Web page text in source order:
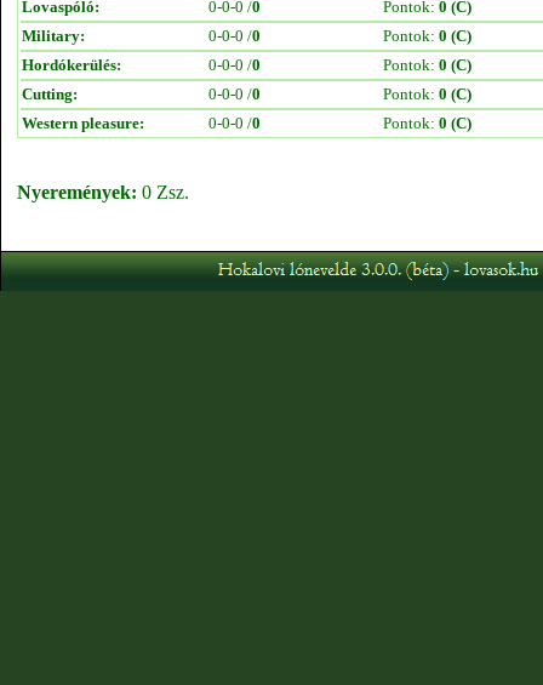
Lovaspóló:
0-0-0 /0 Pontok: 0 (C)
Military:
0-0-0 /0 Pontok: 0 (C)
Hordókerülés:
0-0-0 /0 Pontok: 0 (C)
Cutting:
0-0-0 /0 Pontok: 0 (C)
Western pleasure:
0-0-0 /0 Pontok: 0 (C)
Nyeremények: 0 Zsz.